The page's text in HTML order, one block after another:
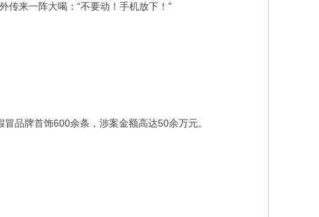
传来一阵大喝：“不要动！手机放下！”
品牌首饰600余条，涉案金额高达50余万元。